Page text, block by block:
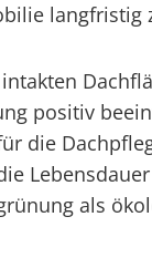
langfristig
positiv
die
als